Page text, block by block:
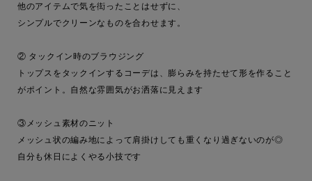
他のアイテムで気を衒ったことはせずに、
シンプルでクリーンなものを合わせます。
② タックイン時のブラウジング
トップスをタックインするコーデは、膨らみを持たせて形を作ること
がポイント。自然な雰囲気がお洒落に見えます
③メッシュ素材のニット
メッシュ状の編み地によって肩掛けしても重くなり過ぎないのが◎
自分も休日によくやる小技です